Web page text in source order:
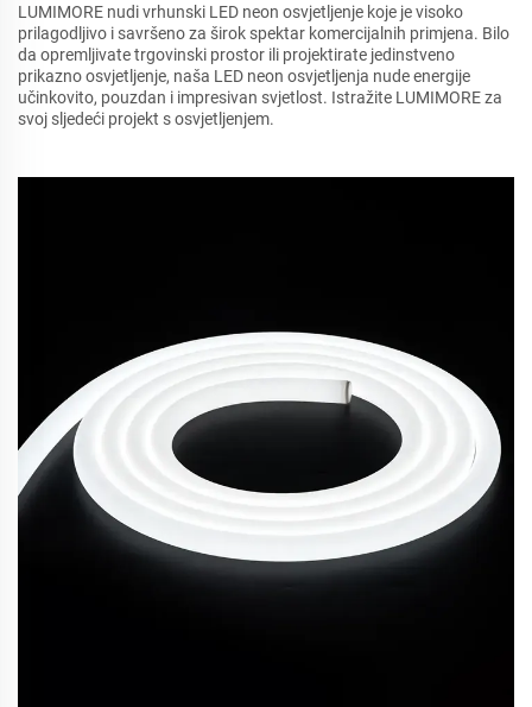
LUMIMORE nudi vrhunski LED neon osvjetljenje koje je visoko
prilagodljivo i savršeno za širok spektar komercijalnih primjena. Bilo
da opremljivate trgovinski prostor ili projektirate jedinstveno
prikazno osvjetljenje, naša LED neon osvjetljenja nude energije
učinkovito, pouzdan i impresivan svjetlost. Istražite LUMIMORE za
svoj sljedeći projekt s osvjetljenjem.